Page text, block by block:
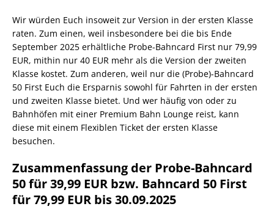
Wir würden Euch insoweit zur Version in der ersten Klasse
raten. Zum einen, weil insbesondere bei die bis Ende
September 2025 erhältliche Probe-Bahncard First nur 79,99
EUR, mithin nur 40 EUR mehr als die Version der zweiten
Klasse kostet. Zum anderen, weil nur die (Probe)-Bahncard
50 First Euch die Ersparnis sowohl für Fahrten in der ersten
und zweiten Klasse bietet. Und wer häufig von oder zu
Bahnhöfen mit einer Premium Bahn Lounge reist, kann
diese mit einem Flexiblen Ticket der ersten Klasse
besuchen.
Zusammenfassung der Probe-Bahncard
50 für 39,99 EUR bzw. Bahncard 50 First
für 79,99 EUR bis 30.09.2025